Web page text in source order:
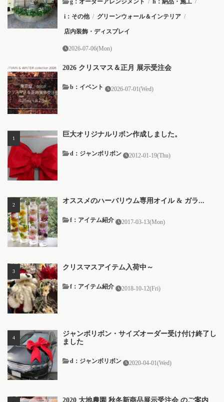
i：その他 / グリーンウォール＆インテリア /
店内装飾・ディスプレイ
2026-07-06(Mon)
2026 クリスマス＆正月 展示受注会
b：イベント 2026-07-01(Wed)
巨大オリジナルリボン作成しました。
2012-01-19(Thu)
d：ジャンボリボン
オススメのハーバリウム専用オイル & ガラ...
2017-03-13(Mon)
f：アイテム紹介
クリスマスアイテム入荷中～
2018-10-12(Fri)
f：アイテム紹介
ジャンボリボン・サイズオーダー受け付け終了し
ました
2020-04-01(Wed)
d：ジャンボリボン
2020 大地農園 秋冬新商品展示受注会 のご案内